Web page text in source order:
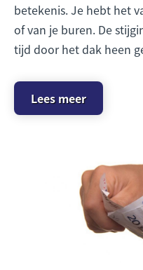
betekenis. Je hebt het
of van je buren. De
tijd door het dak heen
Lees meer